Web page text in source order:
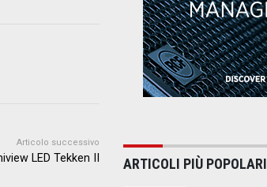
Articolo successivo
LED Tekken II ARTICOLI PIÙ POPOLARI